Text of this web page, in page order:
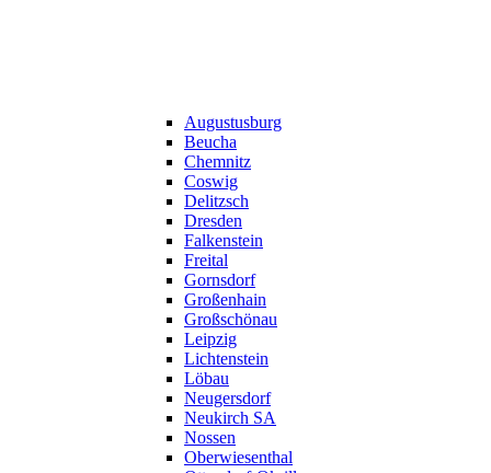
Augustusburg
Beucha
Chemnitz
Coswig
Delitzsch
Dresden
Falkenstein
Freital
Gornsdorf
Großenhain
Großschönau
Leipzig
Lichtenstein
Löbau
Neugersdorf
Neukirch SA
Nossen
Oberwiesenthal